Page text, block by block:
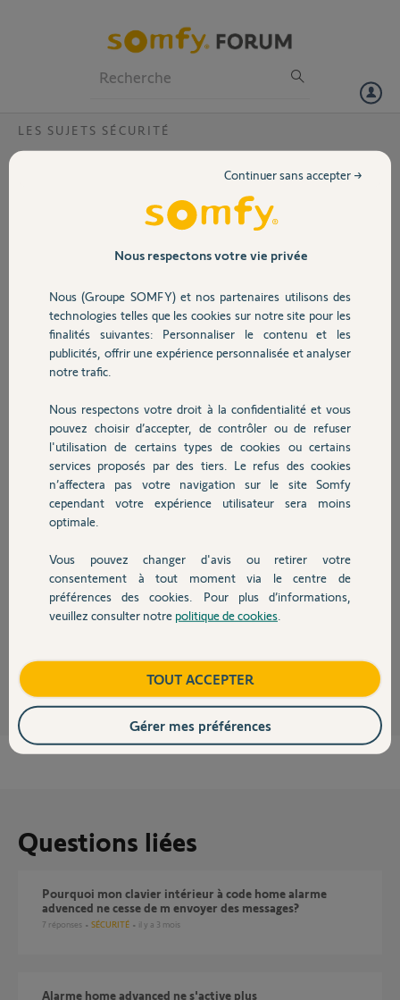
Volet
Sécurité
Domotique
Chauffage
Autres produits
Devis avec un pro
Contact
LES SUJETS SÉCURITÉ
Clavier pour Home Alarm
Savez vous quand sera disponible un clavier pour l'activation ou la
désactivation de l'alarme home car nous avons trop de problèmes
avec les badges qui consomment trop de piles?
cyril V.
il y a plus de 4 ans
Participer au fil de discussion
Réponses
Nous n'avons pas encore une date de compatibilité. Cependant je garde
Pour la consommation prématurée de vos piles sur vos badges, il faudrait
redresser les lamelles qui entourent les pilent pour éviter les faux
contacts.
Bonne journée,
Maud F. il y a plus de 4 ans
Questions liées
Pourquoi mon clavier intérieur à code home alarme
advenced ne cesse de m envoyer des messages?
7 réponses SÉCURITÉ il y a 3 mois
Alarme home advanced ne s'active plus
Nous respectons votre vie privée
Nous (Groupe SOMFY) et nos partenaires utilisons des
technologies telles que les cookies sur notre site pour les
finalités suivantes: Personnaliser le contenu et les
publicités, offrir une expérience personnalisée et analyser
notre trafic.
Nous respectons votre droit à la confidentialité et vous
pouvez choisir d’accepter, de contrôler ou de refuser
l'utilisation de certains types de cookies ou certains
services proposés par des tiers. Le refus des cookies
n’affectera pas votre navigation sur le site Somfy
cependant votre expérience utilisateur sera moins
optimale.
Vous pouvez changer d'avis ou retirer votre
consentement à tout moment via le centre de
préférences des cookies. Pour plus d’informations,
veuillez consulter notre politique de cookies
Continuer sans accepter →
TOUT ACCEPTER
Gérer mes préférences